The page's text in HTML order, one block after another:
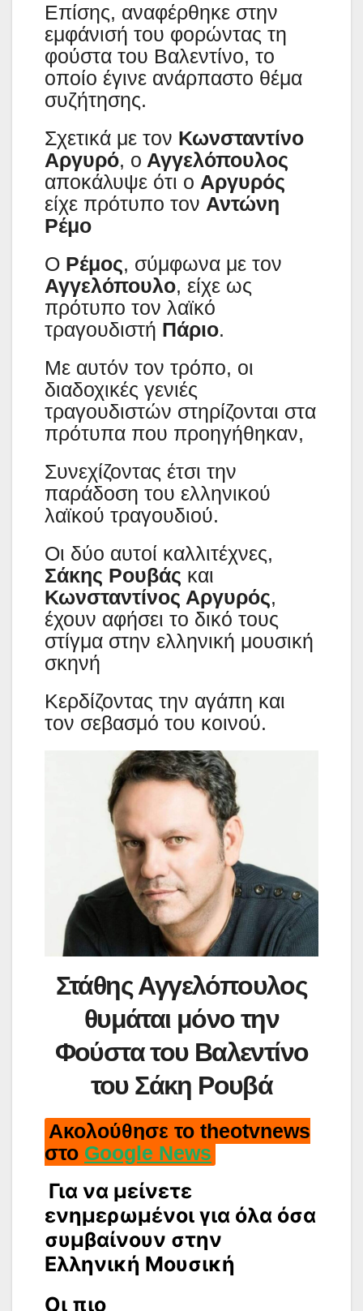
Επίσης, αναφέρθηκε στην
εμφάνισή του φορώντας τη
φούστα του Βαλεντίνο, το
οποίο έγινε ανάρπαστο θέμα
συζήτησης.
Σχετικά με τον Κωνσταντίνο
Αργυρό, ο Αγγελόπουλος
αποκάλυψε ότι ο Αργυρός
είχε πρότυπο τον Αντώνη
Ρέμο
Ο Ρέμος, σύμφωνα με τον
Αγγελόπουλο, είχε ως
πρότυπο τον λαϊκό
τραγουδιστή Πάριο.
Με αυτόν τον τρόπο, οι
διαδοχικές γενιές
τραγουδιστών στηρίζονται στα
πρότυπα που προηγήθηκαν,
Συνεχίζοντας έτσι την
παράδοση του ελληνικού
λαϊκού τραγουδιού.
Οι δύο αυτοί καλλιτέχνες,
Σάκης Ρουβάς και
Κωνσταντίνος Αργυρός,
έχουν αφήσει το δικό τους
στίγμα στην ελληνική μουσική
σκηνή
Κερδίζοντας την αγάπη και
τον σεβασμό του κοινού.
Στάθης Αγγελόπουλος
θυμάται μόνο την
Φούστα του Βαλεντίνο
του Σάκη Ρουβά
Ακολούθησε το theotvnews
στο Google News
Για να μείνετε
ενημερωμένοι για όλα όσα
συμβαίνουν στην
Ελληνική Μουσική
Οι πιο